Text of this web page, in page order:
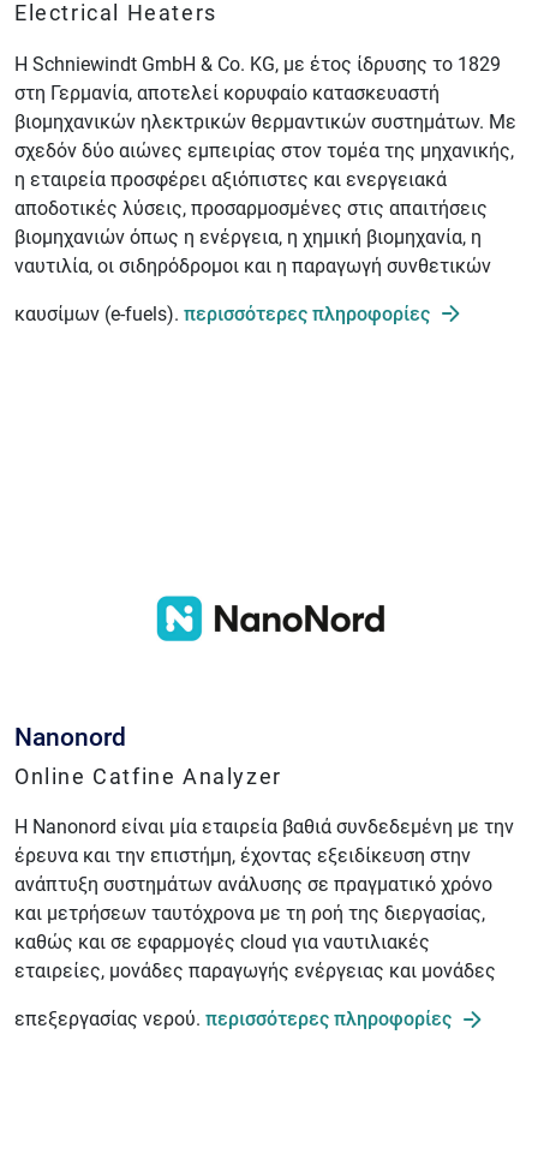
Electrical Heaters
Η Schniewindt GmbH & Co. KG, με έτος ίδρυσης το 1829
στη Γερμανία, αποτελεί κορυφαίο κατασκευαστή
βιομηχανικών ηλεκτρικών θερμαντικών συστημάτων. Με
σχεδόν δύο αιώνες εμπειρίας στον τομέα της μηχανικής,
η εταιρεία προσφέρει αξιόπιστες και ενεργειακά
αποδοτικές λύσεις, προσαρμοσμένες στις απαιτήσεις
βιομηχανιών όπως η ενέργεια, η χημική βιομηχανία, η
ναυτιλία, οι σιδηρόδρομοι και η παραγωγή συνθετικών
καυσίμων (e-fuels). περισσότερες πληροφορίες
Nanonord
Online Catfine Analyzer
Η Nanonord είναι μία εταιρεία βαθιά συνδεδεμένη με την
έρευνα και την επιστήμη, έχοντας εξειδίκευση στην
ανάπτυξη συστημάτων ανάλυσης σε πραγματικό χρόνο
και μετρήσεων ταυτόχρονα με τη ροή της διεργασίας,
καθώς και σε εφαρμογές cloud για ναυτιλιακές
εταιρείες, μονάδες παραγωγής ενέργειας και μονάδες
επεξεργασίας νερού. περισσότερες πληροφορίες